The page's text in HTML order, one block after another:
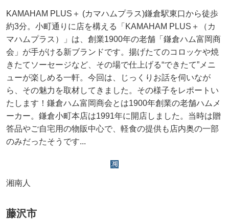
KAMAHAM PLUS＋ (カマハムプラス)鎌倉駅東口から徒歩
約3分。小町通りに店を構える「KAMAHAM PLUS＋（カ
マハムプラス）」は、創業1900年の老舗「鎌倉ハム富岡商
会」が手がける新ブランドです。揚げたてのコロッケや焼
きたてソーセージなど、その場で仕上げる“できたて”メニ
ューが楽しめる一軒。今回は、じっくりお話を伺いなが
ら、その魅力を取材してきました。その様子をレポートい
たします！鎌倉ハム富岡商会とは1900年創業の老舗ハムメ
ーカー。鎌倉小町本店は1991年に開店しました。当時は贈
答品やご自宅用の物販中心で、軽食の提供も店内奥の一部
のみだったそうです...
湘南人
藤沢市